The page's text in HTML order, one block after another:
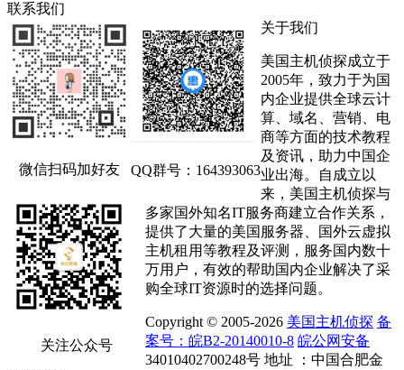
联系我们
微信扫码加好友 QQ群号：164393063
关注公众号
关于我们
美国主机侦探成立于
2005年，致力于为国
内企业提供全球云计
算、域名、营销、电
商等方面的技术教程
及资讯，助力中国企
业出海。自成立以
来，美国主机侦探与
多家国外知名IT服务商建立合作关系，
提供了大量的美国服务器、国外云虚拟
主机租用等教程及评测，服务国内数十
万用户，有效的帮助国内企业解决了采
购全球IT资源时的选择问题。
Copyright © 2005-2026 美国主机侦探 备
案号：皖B2-20140010-8 皖公网安备
34010402700248号 地址 ：中国合肥金